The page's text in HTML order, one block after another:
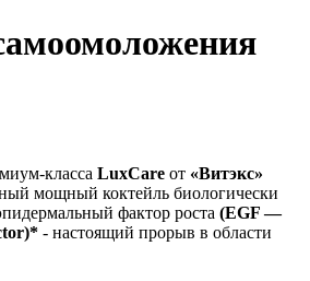
класса LuxCare от «Витэкс»
мощный коктейль биологически
фактор роста (EGF —
- настоящий прорыв в области